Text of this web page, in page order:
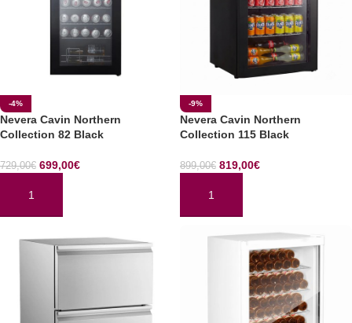
-4%
Nevera Cavin Northern
Collection 82 Black
729,00€ 699,00€
AÑADIR AL CARRITO
-9%
Nevera Cavin Northern
Collection 115 Black
899,00€ 819,00€
AÑADIR AL CARRITO